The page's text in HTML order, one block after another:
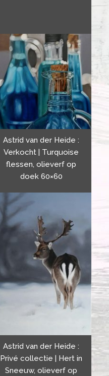
Astrid van der Heide :
Verkocht | Turquoise
flessen, olieverf op
doek 60×60
Astrid van der Heide :
Privé collectie | Hert in
Sneeuw, olieverf op